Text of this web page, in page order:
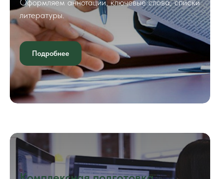
Оформляем аннотации, ключевые слова, списки
литературы.
Подробнее